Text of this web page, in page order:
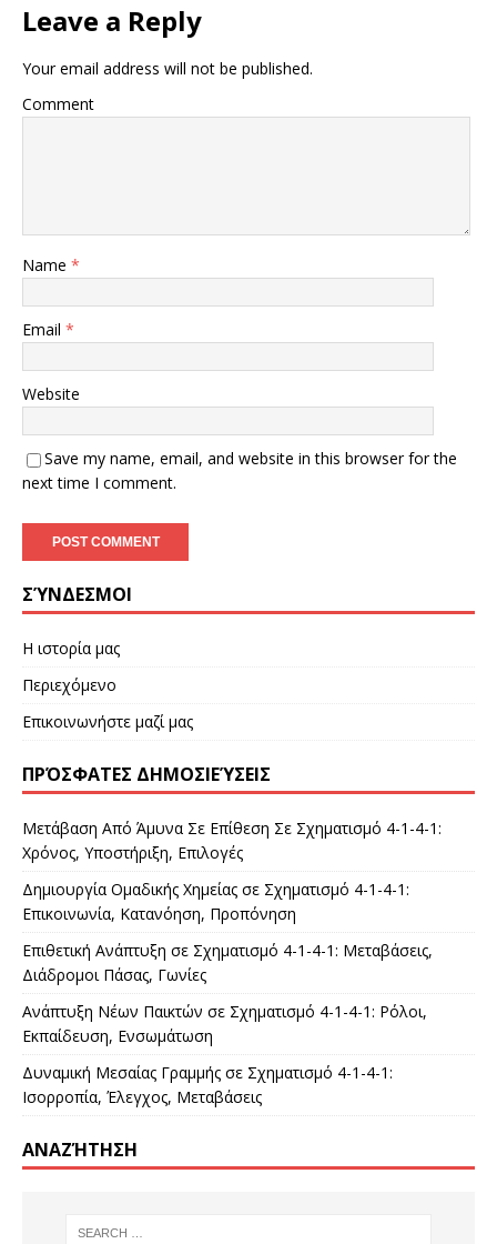
Leave a Reply
Your email address will not be published.
Comment
Name *
Email *
Website
Save my name, email, and website in this browser for the
next time I comment.
ΣΎΝΔΕΣΜΟΙ
Η ιστορία μας
Περιεχόμενο
Επικοινωνήστε μαζί μας
ΠΡΌΣΦΑΤΕΣ ΔΗΜΟΣΙΕΎΣΕΙΣ
Μετάβαση Από Άμυνα Σε Επίθεση Σε Σχηματισμό 4-1-4-1:
Χρόνος, Υποστήριξη, Επιλογές
Δημιουργία Ομαδικής Χημείας σε Σχηματισμό 4-1-4-1:
Επικοινωνία, Κατανόηση, Προπόνηση
Επιθετική Ανάπτυξη σε Σχηματισμό 4-1-4-1: Μεταβάσεις,
Διάδρομοι Πάσας, Γωνίες
Ανάπτυξη Νέων Παικτών σε Σχηματισμό 4-1-4-1: Ρόλοι,
Εκπαίδευση, Ενσωμάτωση
Δυναμική Μεσαίας Γραμμής σε Σχηματισμό 4-1-4-1:
Ισορροπία, Έλεγχος, Μεταβάσεις
ΑΝΑΖΉΤΗΣΗ